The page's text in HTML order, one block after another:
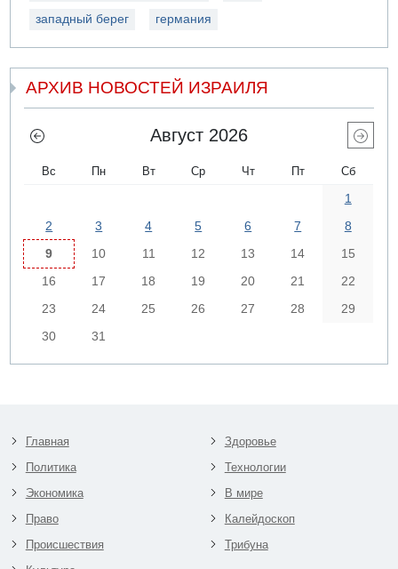
западный берег германия
АРХИВ НОВОСТЕЙ ИЗРАИЛЯ
Август 2026
Вс Пн Вт Ср Чт Пт Сб
1
2
3 4 5 6 7
8
9
10 11 12 13 14
15
16
17 18 19 20 21
22
23
24 25 26 27 28
29
30
31
Главная
Политика
Экономика
Право
Происшествия
Здоровье
Технологии
В мире
Калейдоскоп
Трибуна